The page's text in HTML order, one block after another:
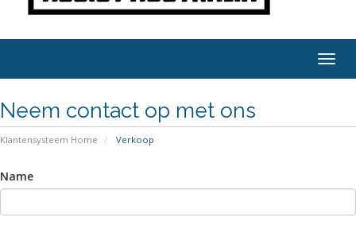
Neem contact op met ons
Klantensysteem Home Verkoop
Name